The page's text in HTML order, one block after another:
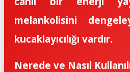
melankolisini
kucaklayıcılığı vardır.
Nerede ve Nasıl